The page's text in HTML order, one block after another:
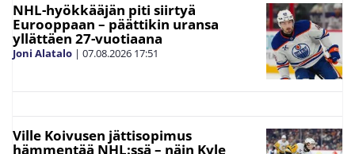
NHL-hyökkääjän piti siirtyä
Eurooppaan – päättikin uransa
yllättäen 27-vuotiaana
Joni Alatalo | 07.08.2026 17:51
Ville Koivusen jättisopimus
hämmentää NHL:ssä – näin Kyle